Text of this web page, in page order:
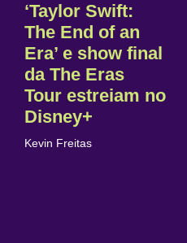
‘Taylor Swift:
The End of an
Era’ e show final
da The Eras
Tour estreiam no
Disney+
Kevin Freitas